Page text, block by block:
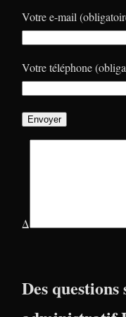
Votre e-mail
Votre téléphone
Δ
Des